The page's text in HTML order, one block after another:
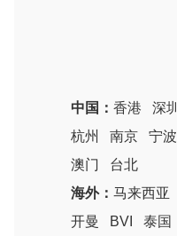
中国： 香港 深圳
杭州
南京 宁波
澳门
台北
海外： 马来西亚
开曼
BVI 泰国